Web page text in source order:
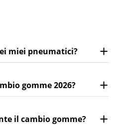
miei pneumatici?
gomme 2026?
il cambio gomme?